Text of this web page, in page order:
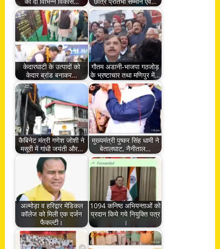
केदारघाटी के उत्पादों को
केदार ब्रांड बनाकर…
गौतम अडानी-भाजपा गठजोड़
के भ्रष्टाचार तथा मणिपुर में…
कैबिनेट मंत्री गणेश जोशी ने
मसूरी में गांधी जयंती और…
मुख्यमंत्री पुष्कर सिंह धामी ने
बेतालघाट, नैनीताल…
अल्मोड़ा व हरिद्वार मेडिकल
कॉलेज को मिली एक दर्जन
फैकल्टी।
1094 कनिष्ठ अभियन्ताओं को
प्रदान किये गये नियुक्ति पत्र
।